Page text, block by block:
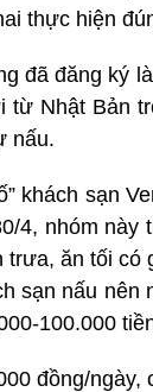
thực hiện
đã đăng ký
Nhật Bản
nấu.
khách sạn
4, nhóm này
trưa, ăn tối
sạn nấu nên
100.000
đồng/